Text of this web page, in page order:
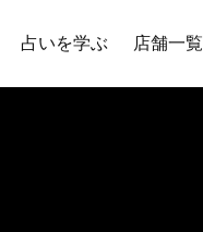
占いを学ぶ 店舗一覧